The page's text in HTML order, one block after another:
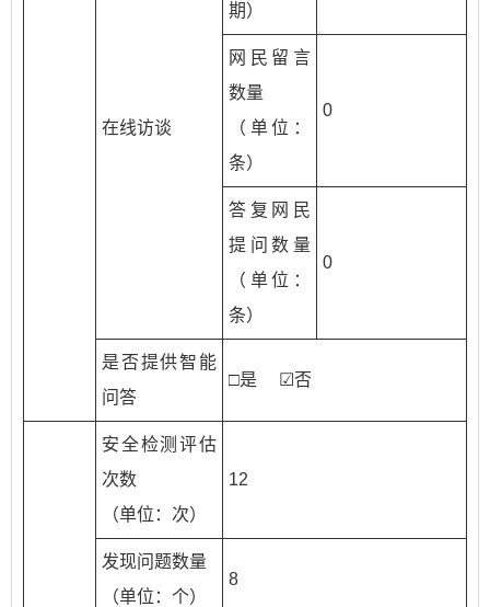
在线访谈
期）
网民留言
数量
（单位：
条）
0
答复网民
提问数量
（单位：
条）
0
是否提供智能
问答
□是 ☑否
安全检测评估
次数
（单位：次）
12
发现问题数量
（单位：个）
8